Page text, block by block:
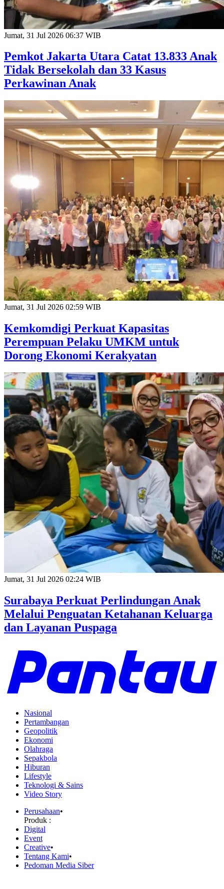
Jumat, 31 Jul 2026 06:37 WIB
Pemkot Jakarta Utara Catat 13.833 Anak
Tidak Bersekolah dan 33 Kasus
Perkawinan Anak
Jumat, 31 Jul 2026 02:59 WIB
Kemkomdigi Perkuat Kapasitas
Perempuan Pelaku UMKM untuk
Dorong Ekonomi Kerakyatan
Jumat, 31 Jul 2026 02:24 WIB
Surabaya Perkuat Perlindungan Anak
Melalui Penguatan Ketahanan Keluarga
dan Layanan Puspaga
Nasional
Pertambangan
Geopolitik
Ekonomi
Olahraga
Sepakbola
Hiburan
Lifestyle
Teknologi & Sains
Video Story
Perusahaan•
Produk :
Digital
Event
Creative•
Tentang Kami•
Pedoman Media Siber